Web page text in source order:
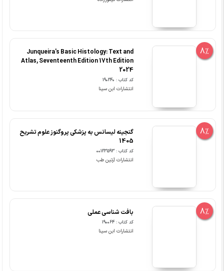
8%
Junqueira's Basic Histology: Text and
Atlas, Seventeenth Edition 17th Edition
2024
کد کتاب : 190240
انتشارات ابن سینا
8%
گنجینه لیسانس به پزشکی پروگنوز علوم تشریح
1405
کد کتاب : 00123593
انتشارات آرتین طب
8% بافت شناسی عملی
کد کتاب : 190064
انتشارات ابن سینا